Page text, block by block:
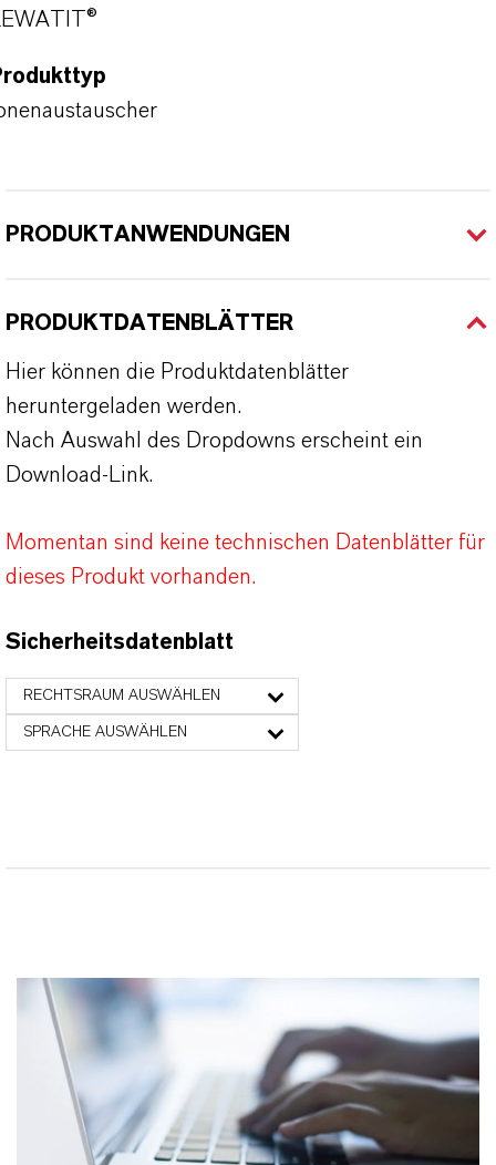
PRODUKTANWENDUNGEN
PRODUKTDATENBLÄTTER
Hier können die Produktdatenblätter
heruntergeladen werden.
Nach Auswahl des Dropdowns erscheint ein
Download-Link.
Momentan sind keine technischen Datenblätter für
dieses Produkt vorhanden.
Sicherheitsdatenblatt
RECHTSRAUM AUSWÄHLEN
SPRACHE AUSWÄHLEN